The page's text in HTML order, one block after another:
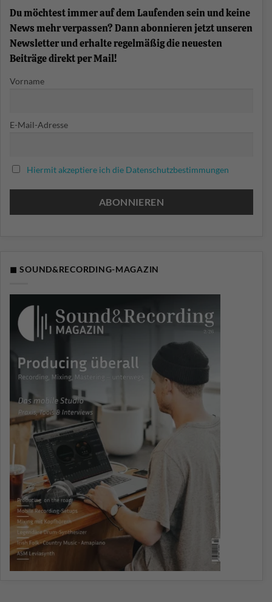
erklärt
Du möchtest immer auf dem Laufenden sein und keine
News mehr verpassen? Dann abonnieren jetzt unseren
Newsletter und erhalte regelmäßig die neuesten
Beiträge direkt per Mail!
Vorname
E-Mail-Adresse
Hiermit akzeptiere ich die Datenschutzbestimmungen
◼ SOUND&RECORDING-MAGAZIN